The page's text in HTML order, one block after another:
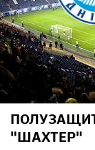
"ШАХТЕР"